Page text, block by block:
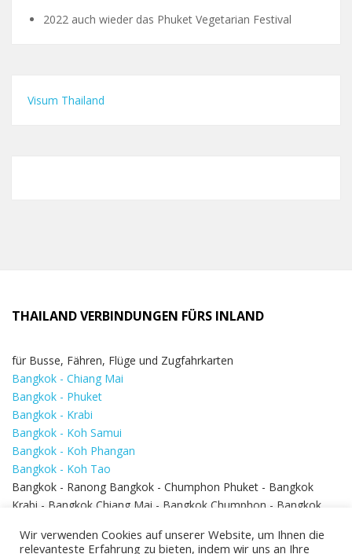
2022 auch wieder das Phuket Vegetarian Festival
Visum Thailand
THAILAND VERBINDUNGEN FÜRS INLAND
für Busse, Fähren, Flüge und Zugfahrkarten
Bangkok - Chiang Mai
Bangkok - Phuket
Bangkok - Krabi
Bangkok - Koh Samui
Bangkok - Koh Phangan
Bangkok - Koh Tao
Bangkok - Ranong Bangkok - Chumphon Phuket - Bangkok
Krabi - Bangkok Chiang Mai - Bangkok Chumphon - Bangkok
Bangkok - Hua Hin
Wir verwenden Cookies auf unserer Website, um Ihnen die
relevanteste Erfahrung zu bieten, indem wir uns an Ihre